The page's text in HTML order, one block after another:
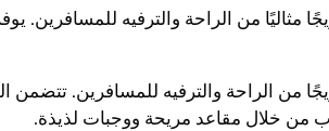
مثاليًا من الراحة والترفيه
من الراحة والترفيه للمسافرين. تتضمن
من خلال مقاعد مريحة ووجبات لذيذة.